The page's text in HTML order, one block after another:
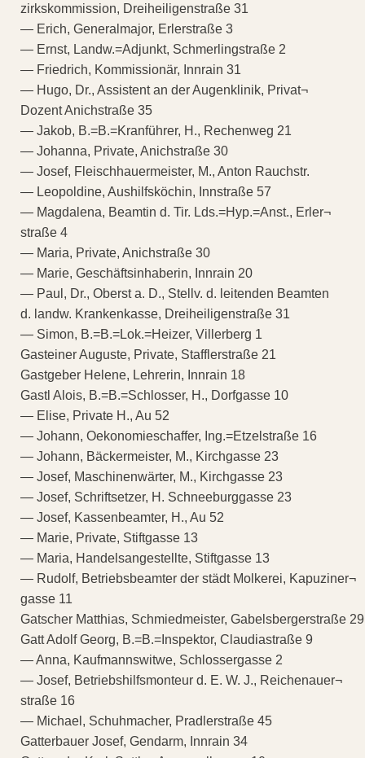
zirkskommission, Dreiheiligenstraße 31
— Erich, Generalmajor, Erlerstraße 3
— Ernst, Landw.=Adjunkt, Schmerlingstraße 2
— Friedrich, Kommissionär, Innrain 31
— Hugo, Dr., Assistent an der Augenklinik, Privat¬
Dozent Anichstraße 35
— Jakob, B.=B.=Kranführer, H., Rechenweg 21
— Johanna, Private, Anichstraße 30
— Josef, Fleischhauermeister, M., Anton Rauchstr.
— Leopoldine, Aushilfsköchin, Innstraße 57
— Magdalena, Beamtin d. Tir. Lds.=Hyp.=Anst., Erler¬
straße 4
— Maria, Private, Anichstraße 30
— Marie, Geschäftsinhaberin, Innrain 20
— Paul, Dr., Oberst a. D., Stellv. d. leitenden Beamten
d. landw. Krankenkasse, Dreiheiligenstraße 31
— Simon, B.=B.=Lok.=Heizer, Villerberg 1
Gasteiner Auguste, Private, Stafflerstraße 21
Gastgeber Helene, Lehrerin, Innrain 18
Gastl Alois, B.=B.=Schlosser, H., Dorfgasse 10
— Elise, Private H., Au 52
— Johann, Oekonomieschaffer, Ing.=Etzelstraße 16
— Johann, Bäckermeister, M., Kirchgasse 23
— Josef, Maschinenwärter, M., Kirchgasse 23
— Josef, Schriftsetzer, H. Schneeburggasse 23
— Josef, Kassenbeamter, H., Au 52
— Marie, Private, Stiftgasse 13
— Maria, Handelsangestellte, Stiftgasse 13
— Rudolf, Betriebsbeamter der städt Molkerei, Kapuziner¬
gasse 11
Gatscher Matthias, Schmiedmeister, Gabelsbergerstraße 29
Gatt Adolf Georg, B.=B.=Inspektor, Claudiastraße 9
— Anna, Kaufmannswitwe, Schlossergasse 2
— Josef, Betriebshilfsmonteur d. E. W. J., Reichenauer¬
straße 16
— Michael, Schuhmacher, Pradlerstraße 45
Gatterbauer Josef, Gendarm, Innrain 34